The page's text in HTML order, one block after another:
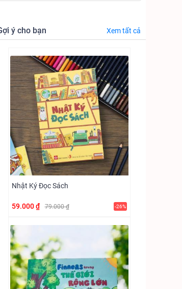
ý cho bạn Xem tất cả
Nhật Ký Đọc Sách
59.000 ₫ 79.000 ₫ -26%